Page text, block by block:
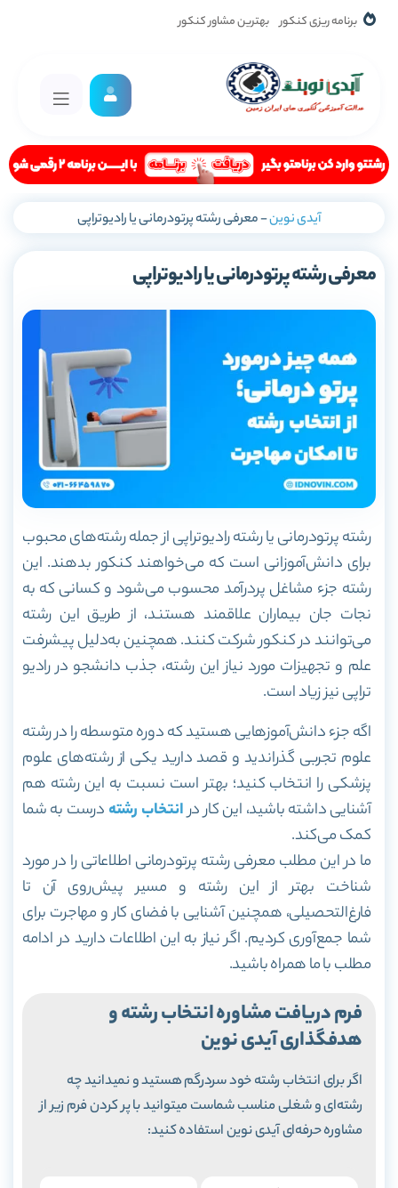
برنامه ریزی کنکور بهترین مشاور کنکور
آیدی نوین-معرفی رشته پرتودرمانی یا رادیوتراپی
معرفی رشته پرتودرمانی یا رادیوتراپی
رشته پرتودرمانی یا رشته رادیوتراپی از جمله رشته‌های محبوب
برای دانش‌آموزانی است که می‌خواهند کنکور بدهند. این
رشته جزء مشاغل پردرآمد محسوب می‌شود و کسانی که به
نجات جان بیماران علاقمند هستند، از طریق این رشته
می‌توانند در کنکور شرکت کنند. همچنین به‌دلیل پیشرفت
علم و تجهیزات مورد نیاز این رشته، جذب دانشجو در رادیو
تراپی نیز زیاد است.
اگه جزء دانش‌آموز‌هایی هستید که دوره متوسطه را در رشته
علوم تجربی گذراندید و قصد دارید یکی از رشته‌های علوم
پزشکی را انتخاب کنید؛ بهتر است نسبت به این رشته هم
آشنایی داشته باشید، این کار درانتخاب رشته درست به شما
کمک می‌کند.
ما در این مطلب معرفی رشته پرتودرمانی اطلاعاتی را در مورد
شناخت بهتر از این رشته و مسیر پیش‌روی آن تا
فارغ‌التحصیلی، همچنین آشنایی با فضای کار و مهاجرت برای
شما جمع‌آوری کردیم. اگر نیاز به این اطلاعات دارید در ادامه
مطلب با ما همراه باشید.
فرم دریافت مشاوره انتخاب رشته و
هدفگذاری آیدی نوین
اگر برای انتخاب رشته خود سردرگم هستید و نمیدانید چه
رشته‌ای و شغلی مناسب شماست میتوانید با پر کردن فرم زیر از
مشاوره حرفه‌ای آیدی نوین استفاده کنید: